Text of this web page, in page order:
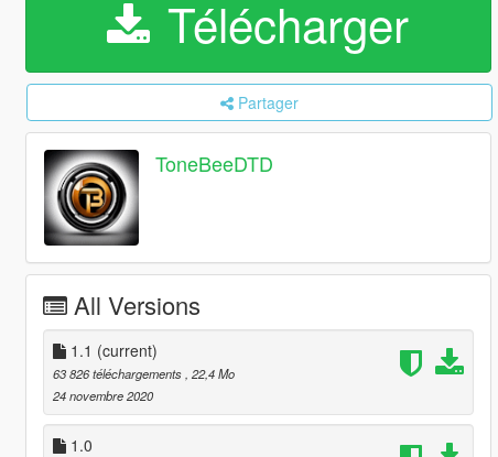
Télécharger
Partager
ToneBeeDTD
All Versions
1.1 (current)
63 826 téléchargements , 22,4 Mo
24 novembre 2020
1.0